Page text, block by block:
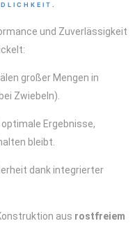
und Zuverlässigkeit
großer Mengen in
Zwiebeln).
optimale Ergebnisse,
bleibt.
dank integrierter
aus rostfreiem